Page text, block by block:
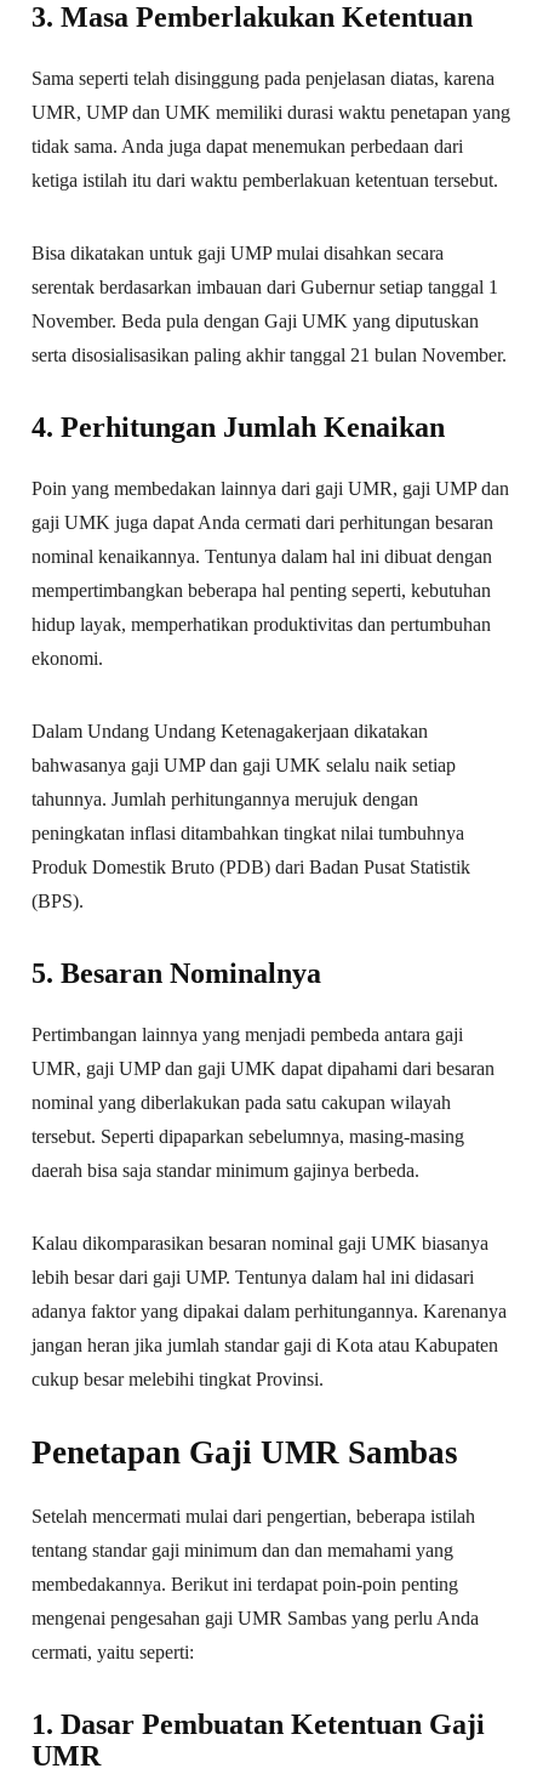
3. Masa Pemberlakukan Ketentuan
Sama seperti telah disinggung pada penjelasan diatas, karena
UMR, UMP dan UMK memiliki durasi waktu penetapan yang
tidak sama. Anda juga dapat menemukan perbedaan dari
ketiga istilah itu dari waktu pemberlakuan ketentuan tersebut.
Bisa dikatakan untuk gaji UMP mulai disahkan secara
serentak berdasarkan imbauan dari Gubernur setiap tanggal 1
November. Beda pula dengan Gaji UMK yang diputuskan
serta disosialisasikan paling akhir tanggal 21 bulan November.
4. Perhitungan Jumlah Kenaikan
Poin yang membedakan lainnya dari gaji UMR, gaji UMP dan
gaji UMK juga dapat Anda cermati dari perhitungan besaran
nominal kenaikannya. Tentunya dalam hal ini dibuat dengan
mempertimbangkan beberapa hal penting seperti, kebutuhan
hidup layak, memperhatikan produktivitas dan pertumbuhan
ekonomi.
Dalam Undang Undang Ketenagakerjaan dikatakan
bahwasanya gaji UMP dan gaji UMK selalu naik setiap
tahunnya. Jumlah perhitungannya merujuk dengan
peningkatan inflasi ditambahkan tingkat nilai tumbuhnya
Produk Domestik Bruto (PDB) dari Badan Pusat Statistik
(BPS).
5. Besaran Nominalnya
Pertimbangan lainnya yang menjadi pembeda antara gaji
UMR, gaji UMP dan gaji UMK dapat dipahami dari besaran
nominal yang diberlakukan pada satu cakupan wilayah
tersebut. Seperti dipaparkan sebelumnya, masing-masing
daerah bisa saja standar minimum gajinya berbeda.
Kalau dikomparasikan besaran nominal gaji UMK biasanya
lebih besar dari gaji UMP. Tentunya dalam hal ini didasari
adanya faktor yang dipakai dalam perhitungannya. Karenanya
jangan heran jika jumlah standar gaji di Kota atau Kabupaten
cukup besar melebihi tingkat Provinsi.
Penetapan Gaji UMR Sambas
Setelah mencermati mulai dari pengertian, beberapa istilah
tentang standar gaji minimum dan dan memahami yang
membedakannya. Berikut ini terdapat poin-poin penting
mengenai pengesahan gaji UMR Sambas yang perlu Anda
cermati, yaitu seperti:
1. Dasar Pembuatan Ketentuan Gaji
UMR